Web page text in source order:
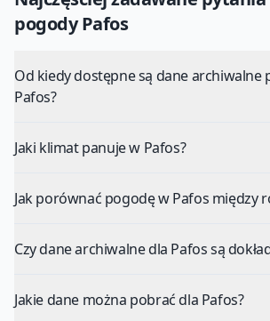
pogodyPafos
Od kiedy dostępne są dane archiwalne
Pafos?
Jaki klimat panuje w Pafos?
Jak porównać pogodę w Pafos między
Czy dane archiwalne dla Pafos są
Jakie dane można pobrać dla Pafos?